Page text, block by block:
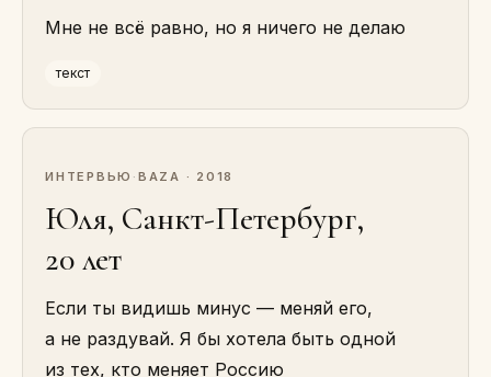
Мне не всё равно, но я ничего не делаю
текст
ИНТЕРВЬЮ · BAZA · 2018
Юля, Санкт-Петербург,
20 лет
Если ты видишь минус — меняй его,
а не раздувай. Я бы хотела быть одной
из тех, кто меняет Россию